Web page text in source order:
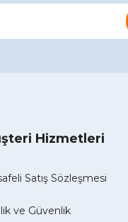
Hizmetleri
Satış Sözleşmesi
ve Güvenlik